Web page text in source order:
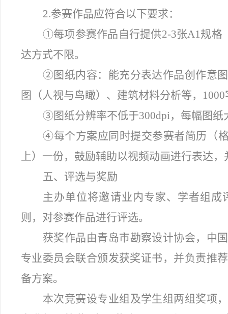
2.参赛作品应符合以下要求：
①每项参赛作品自行提供2-3张A1规格
达方式不限。
②图纸内容：能充分表达作品创作意
图（人视与鸟瞰）、建筑材料分析等，
③图纸分辨率不低于300dpi，每幅图纸
④每个方案应同时提交参赛者简历（
上）一份，鼓励辅助以视频动画进行表达
五、评选与奖励
主办单位将邀请业内专家、学者组
则，对参赛作品进行评选。
获奖作品由青岛市勘察设计协会，中
专业委员会联合颁发获奖证书，并负责推
备方案。
本次竞赛设专业组及学生组两组奖项